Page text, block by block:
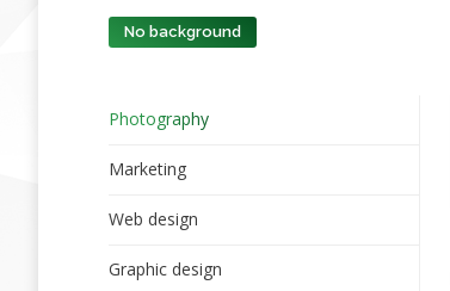
No background
Photography
Marketing
Web design
Graphic design